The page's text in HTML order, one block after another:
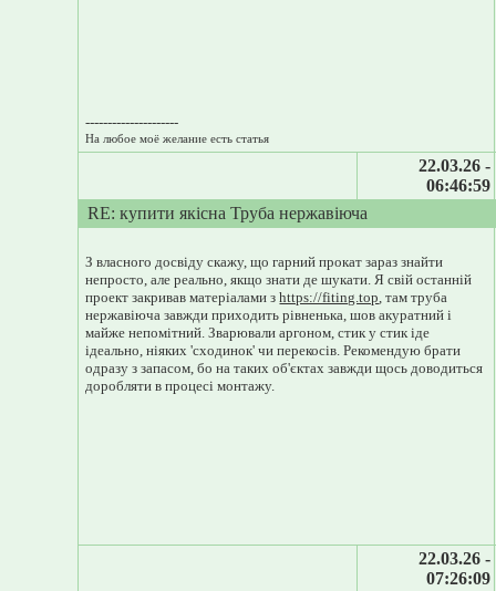
---------------------
На любое моё желание есть статья
22.03.26 -
06:46:59
RE: купити якісна Труба нержавіюча
З власного досвіду скажу, що гарний прокат зараз знайти
непросто, але реально, якщо знати де шукати. Я свій останній
проект закривав матеріалами зhttps://fiting.top , там труба
нержавіюча завжди приходить рівненька, шов акуратний і
майже непомітний. Зварювали аргоном, стик у стик іде
ідеально, ніяких 'сходинок' чи перекосів. Рекомендую брати
одразу з запасом, бо на таких об'єктах завжди щось доводиться
доробляти в процесі монтажу.
22.03.26 -
07:26:09